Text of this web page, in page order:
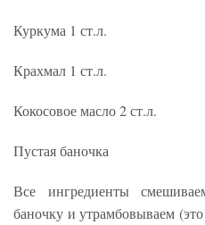
Куркума 1 ст.л.
Крахмал 1 ст.л.
Кокосовое масло 2 ст.л.
Пустая баночка
Все ингредиенты
баночку и утрамбовываем